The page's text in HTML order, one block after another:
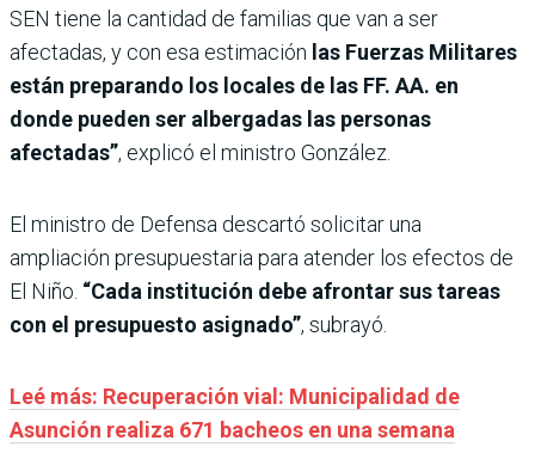
SEN tiene la cantidad de familias que van a ser
afectadas, y con esa estimación las Fuerzas Militares
están preparando los locales de las FF. AA. en
donde pueden ser albergadas las personas
afectadas”, explicó el ministro González.
El ministro de Defensa descartó solicitar una
ampliación presupuestaria para atender los efectos de
El Niño. “Cada institución debe afrontar sus tareas
con el presupuesto asignado”, subrayó.
Leé más: Recuperación vial: Municipalidad de
Asunción realiza 671 bacheos en una semana